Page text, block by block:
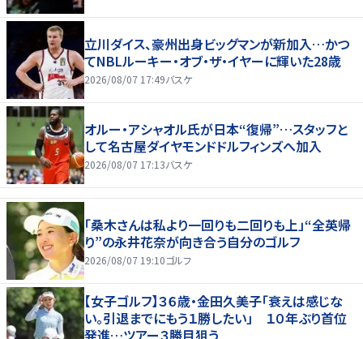
立川ダイス、豪州出身ビッグマンが新加入…かつ
てNBLルーキー・オブ・ザ・イヤーに輝いた28歳
2026/08/07 17:49バスケ
オルー・アシャオル氏が日本“復帰”…スタッフと
して名古屋ダイヤモンドドルフィンズへ加入
2026/08/07 17:13バスケ
「桑木さんは私より一回りも二回りも上」“全英帰
り”の永井花奈が向き合う自分のゴルフ
2026/08/07 19:10ゴルフ
【女子ゴルフ】３６歳・金田久美子「衰えは感じな
い。引退までにもう１勝したい」 １０年ぶり首位
発進…ツアー３勝目狙う